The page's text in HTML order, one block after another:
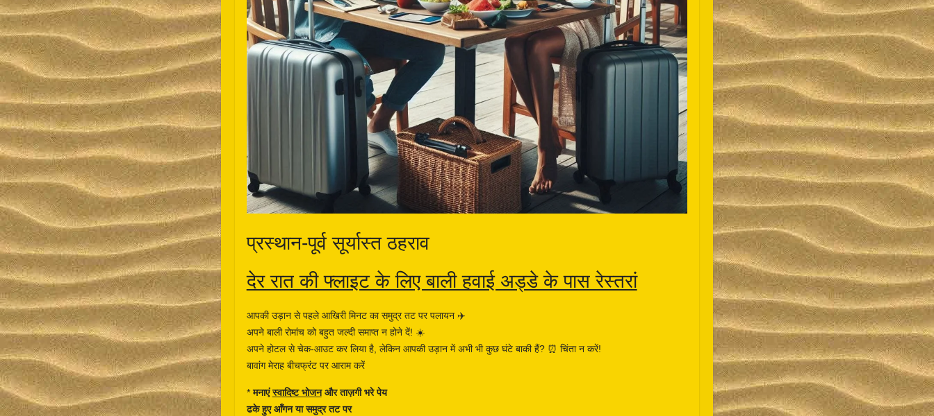
प्रस्थान-पूर्व सूर्यास्त ठहराव
देर रात की फ्लाइट के लिए बाली हवाई अड्डे के पास रेस्तरां
आपकी उड़ान से पहले आखिरी मिनट का समुद्र तट पर पलायन ✈️
अपने बाली रोमांच को बहुत जल्दी समाप्त न होने दें! ☀️
अपने होटल से चेक-आउट कर लिया है, लेकिन आपकी उड़ान में अभी भी कुछ घंटे बाकी हैं? ⏰ चिंता न करें!
बावांग मेराह बीचफ्रंट पर आराम करें
*मनाएंस्वादिष्ट भोजनऔर ताज़गी भरे पेय
ढके हुए आँगन या समुद्र तट पर